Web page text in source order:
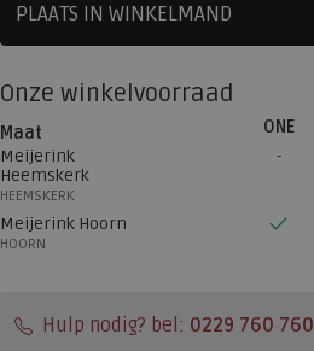
PLAATS IN WINKELMAND
Onze winkelvoorraad
Maat
ONE
Meijerink
Heemskerk
HEEMSKERK
Meijerink Hoorn
HOORN
Hulp nodig? bel: 0229 760 760